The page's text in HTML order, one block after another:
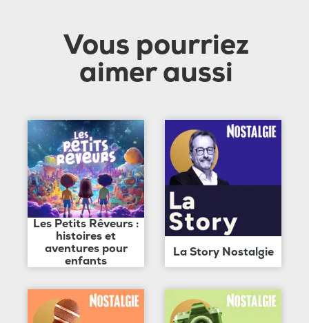
Vous pourriez
aimer aussi
Les Petits Rêveurs :
histoires et
aventures pour
enfants
La Story Nostalgie